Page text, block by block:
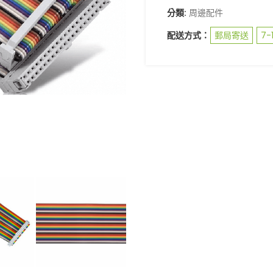
分類: 周邊配件
配送方式：
郵局寄送 7-